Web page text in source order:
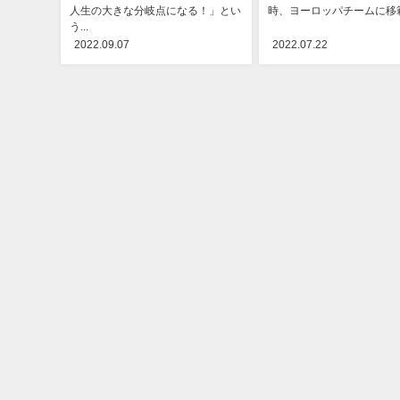
人生の大きな分岐点になる！」とい
う...
2022.09.07
時、ヨーロッパチームに移
2022.07.22